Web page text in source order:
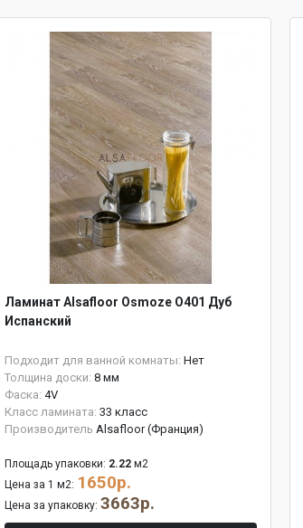
Ламинат Alsafloor Osmoze O401 Дуб
Испанский
Подходит для ванной комнаты: Нет
Толщина доски: 8 мм
Фаска: 4V
Класс ламината: 33 класс
Производитель Alsafloor (Франция)
Площадь упаковки: 2.22 м2
Цена за 1 м2: 1650р.
Цена за упаковку: 3663р.